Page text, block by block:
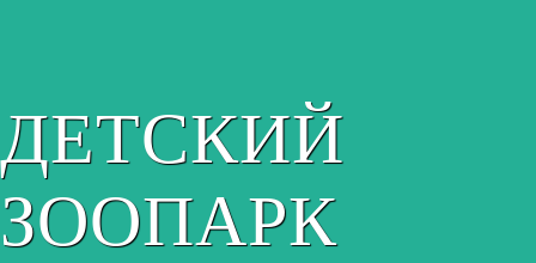
ДЕТСКИЙ
ЗООПАРК